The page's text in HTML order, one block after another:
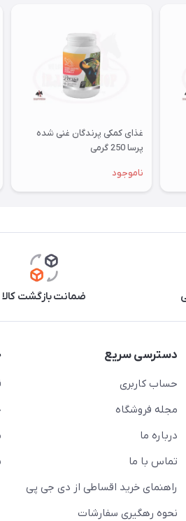
غذای کمکی پرندگان غنی شده
پرسا 250 گرمی
ناموجود
ضمانت بازگشت کالا
دسترسی سریع
حساب کاربری
مجله فروشگاه
درباره ما
تماس با ما
راهنمای خرید اقساطی از دی جی پی
نحوه رهگیری سفارشات